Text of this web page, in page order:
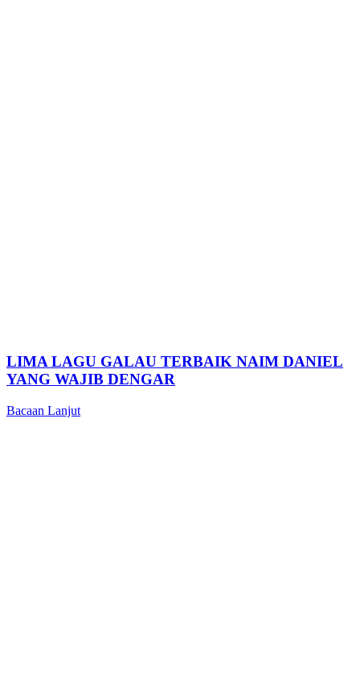
LIMA LAGU GALAU TERBAIK NAIM DANIEL
YANG WAJIB DENGAR
Bacaan Lanjut